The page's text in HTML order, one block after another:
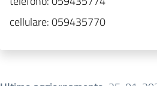
cellulare:059435770